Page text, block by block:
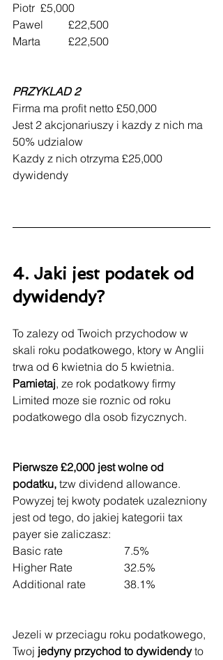
Piotr 	£5,000
Pawel 	£22,500
Marta 	£22,500
PRZYKLAD 2
Firma ma profit netto £50,000
Jest 2 akcjonariuszy i kazdy z nich ma
50% udzialow
Kazdy z nich otrzyma £25,000
dywidendy
4. Jaki jest podatek od
dywidendy?
To zalezy od Twoich przychodow w
skali roku podatkowego, ktory w Anglii
trwa od 6 kwietnia do 5 kwietnia.
Pamietaj, ze rok podatkowy firmy
Limited moze sie roznic od roku
podatkowego dla osob fizycznych.
Pierwsze £2,000 jest wolne od
podatku, tzw dividend allowance.
Powyzej tej kwoty podatek uzalezniony
jest od tego, do jakiej kategorii tax
payer sie zaliczasz:
Basic rate
		7.5%
Higher Rate
		32.5%
Additional rate		38.1%
Jezeli w przeciagu roku podatkowego,
Twoj jedyny przychod to dywidendy to